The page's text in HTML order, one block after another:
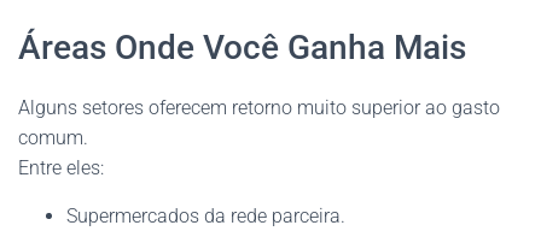
Áreas Onde Você Ganha Mais
Alguns setores oferecem retorno muito superior ao gasto
comum.
Entre eles:
Supermercados da rede parceira.